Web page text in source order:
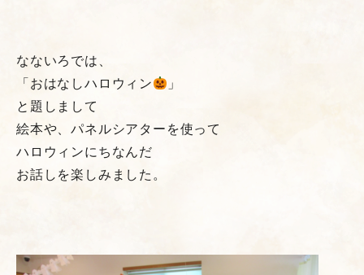
なないろでは、
「おはなしハロウィン
」
と題しまして
絵本や、パネルシアターを使って
ハロウィンにちなんだ
お話しを楽しみました。